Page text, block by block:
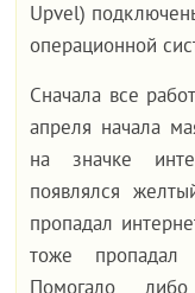
Upvel)
операционной
Сначала все
апреля начала
на значке
появлялся
пропадал
тоже